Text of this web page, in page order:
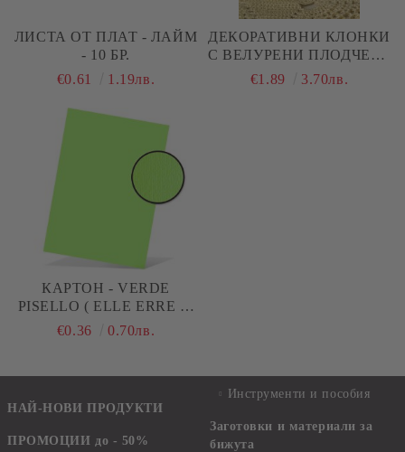
ЛИСТА ОТ ПЛАТ - ЛАЙМ
- 10 БР.
€0.61
1.19лв.
ДЕКОРАТИВНИ КЛОНКИ
С ВЕЛУРЕНИ ПЛОДЧЕТА
- ЖЪЛТО - 6 БР.
€1.89 3.70лв.
КАРТОН - VERDE
PISELLO ( ELLE ERRE ) -
A4 - 220 G/M²
€0.36 0.70лв.
НАЙ-НОВИ ПРОДУКТИ
ПРОМОЦИИ до - 50%
Инструменти и пособия
Заготовки и материали за
бижута